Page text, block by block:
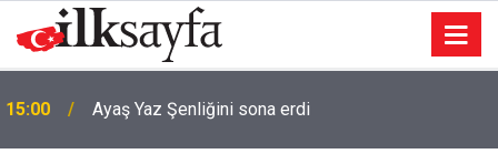
15:00 Ayaş Yaz Şenliğini sona erdi